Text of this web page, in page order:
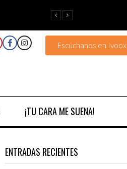
Escúchanos en Ivoox
¡TU CARA ME SUENA!
ENTRADAS RECIENTES